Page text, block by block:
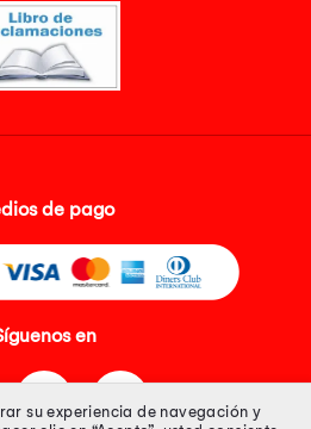
de pago
en
su experiencia de navegación y